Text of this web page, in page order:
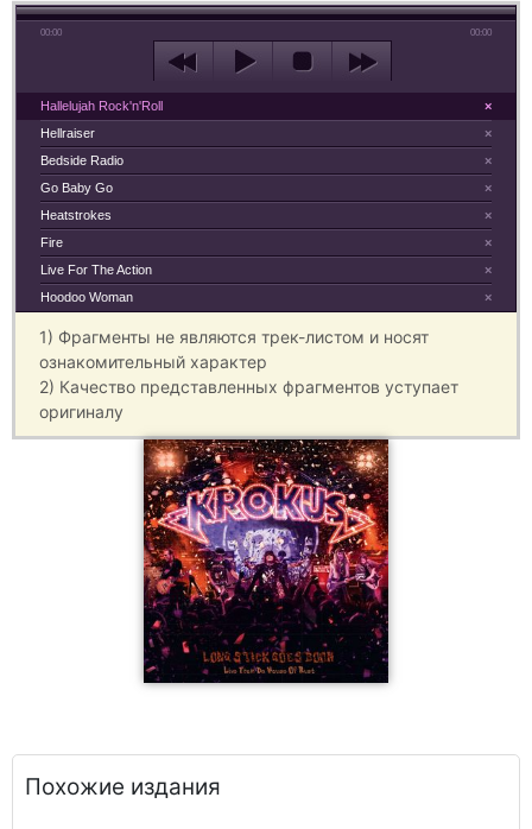
00:00 00:00
×
Hallelujah Rock'n'Roll
×
Hellraiser
×
Bedside Radio
×
Go Baby Go
×
Heatstrokes
×
Fire
×
Live For The Action
×
Hoodoo Woman
1) Фрагменты не являются трек-листом и носят
ознакомительный характер
2) Качество представленных фрагментов уступает
оригиналу
Похожие издания